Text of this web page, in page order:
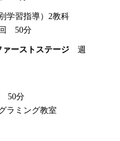
学習指導）2教科
50分
ァーストステージ 週
50分
ラミング教室